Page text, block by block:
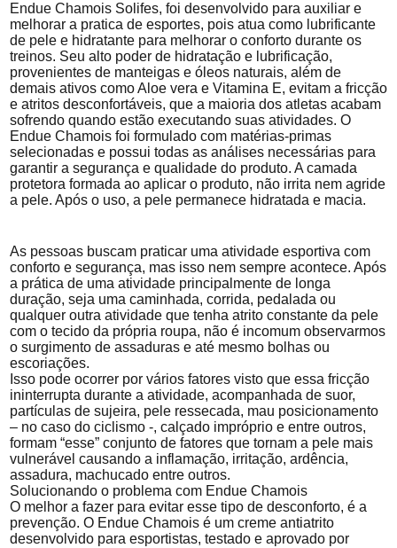
Endue Chamois Solifes, foi desenvolvido para auxiliar e
melhorar a pratica de esportes, pois atua como lubrificante
de pele e hidratante para melhorar o conforto durante os
treinos. Seu alto poder de hidratação e lubrificação,
provenientes de manteigas e óleos naturais, além de
demais ativos como Aloe vera e Vitamina E, evitam a fricção
e atritos desconfortáveis, que a maioria dos atletas acabam
sofrendo quando estão executando suas atividades. O
Endue Chamois foi formulado com matérias-primas
selecionadas e possui todas as análises necessárias para
garantir a segurança e qualidade do produto. A camada
protetora formada ao aplicar o produto, não irrita nem agride
a pele. Após o uso, a pele permanece hidratada e macia.
As pessoas buscam praticar uma atividade esportiva com
conforto e segurança, mas isso nem sempre acontece. Após
a prática de uma atividade principalmente de longa
duração, seja uma caminhada, corrida, pedalada ou
qualquer outra atividade que tenha atrito constante da pele
com o tecido da própria roupa, não é incomum observarmos
o surgimento de assaduras e até mesmo bolhas ou
escoriações.
Isso pode ocorrer por vários fatores visto que essa fricção
ininterrupta durante a atividade, acompanhada de suor,
partículas de sujeira, pele ressecada, mau posicionamento
– no caso do ciclismo -, calçado impróprio e entre outros,
formam “esse” conjunto de fatores que tornam a pele mais
vulnerável causando a inflamação, irritação, ardência,
assadura, machucado entre outros.
Solucionando o problema com Endue Chamois
O melhor a fazer para evitar esse tipo de desconforto, é a
prevenção. O Endue Chamois é um creme antiatrito
desenvolvido para esportistas, testado e aprovado por